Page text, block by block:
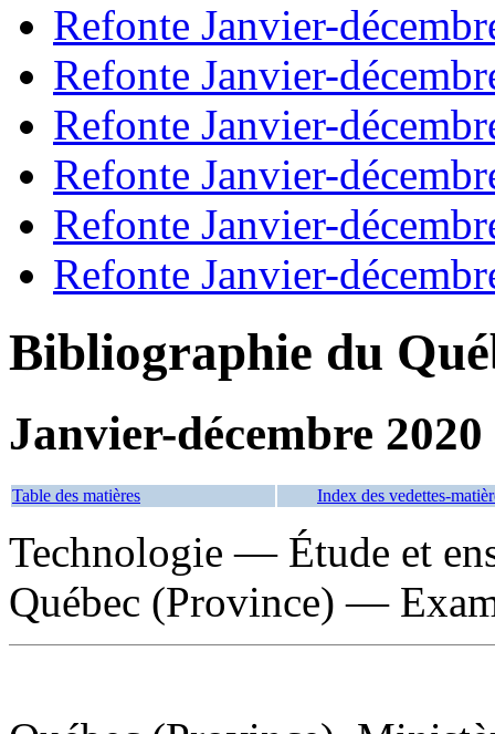
Refonte Janvier-
Refonte Janvier-
Refonte Janvier-
Refonte Janvier-
Refonte Janvier-
Refonte Janvier-
Bibliographie du
Janvier-décembre 2020
Table des matières Index des vedettes-
Technologie — Étude et
Québec (Province) —